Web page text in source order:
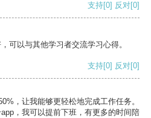
支持[0] 反对[0]
可以与其他学习者交流学习心得。
支持[0] 反对[0]
，让我能够更轻松地完成工作任务。
，我可以提前下班，有更多的时间陪